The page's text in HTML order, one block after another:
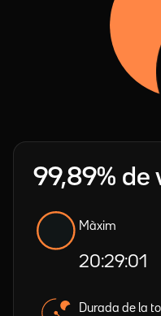
99,89% de
Màxim
20:29:01
Durada de la